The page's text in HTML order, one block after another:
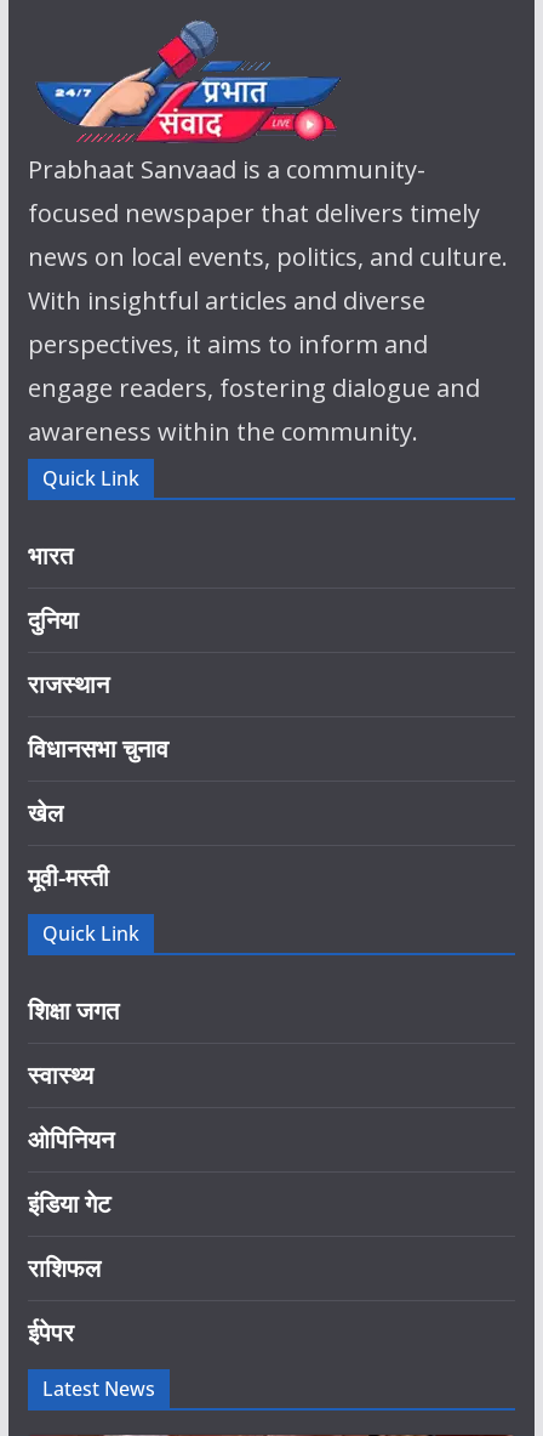
Prabhaat Sanvaad is a community-
focused newspaper that delivers timely
news on local events, politics, and culture.
With insightful articles and diverse
perspectives, it aims to inform and
engage readers, fostering dialogue and
awareness within the community.
Quick Link
भारत
दुनिया
राजस्थान
विधानसभा चुनाव
खेल
मूवी-मस्ती
Quick Link
शिक्षा जगत
स्वास्थ्य
ओपिनियन
इंडिया गेट
राशिफल
ईपेपर
Latest News